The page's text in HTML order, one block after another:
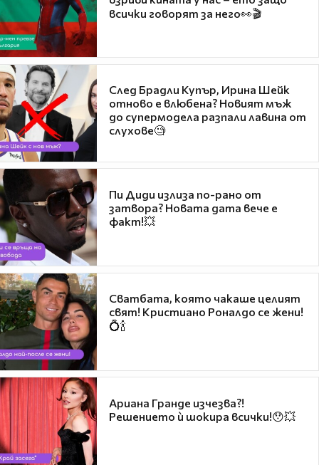
всички говорят за него👀🎬
След Брадли Купър, Ирина Шейк
отново е влюбена? Новият мъж
до супермодела разпали лавина от
слухове🧐
Пи Диди излиза по-рано от
затвора? Новата дата вече е
факт!💥
Сватбата, която чакаше целият
свят! Кристиано Роналдо се жени!
💍🍾
Ариана Гранде изчезва?!
Решението ѝ шокира всички!😯💥